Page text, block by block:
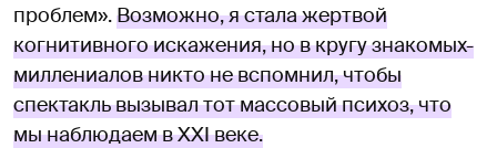
проблем».Возможно, я стала жертвой
когнитивного искажения, но в кругу знакомых-
миллениалов никто не вспомнил, чтобы
спектакль вызывал тот массовый психоз, что
мы наблюдаем в XXI веке.